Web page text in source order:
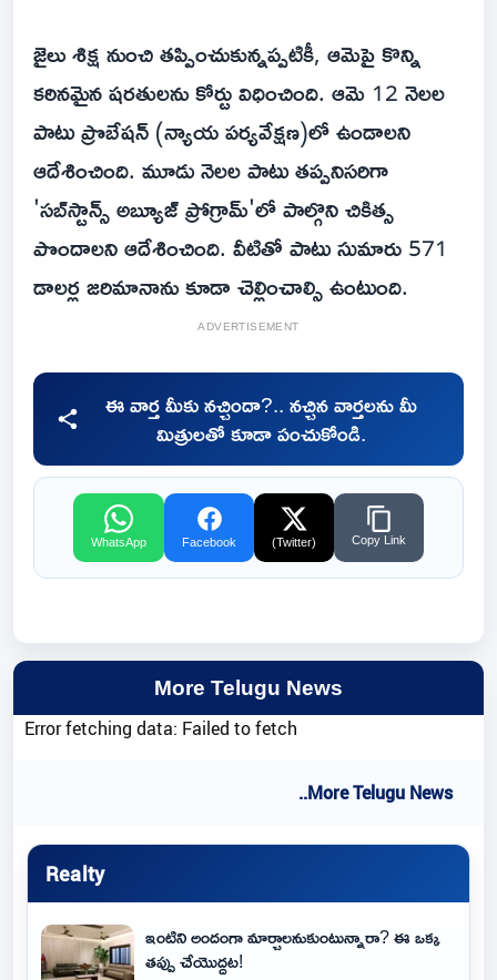
జైలు శిక్ష నుంచి తప్పించుకున్నప్పటికీ, ఆమెపై కొన్ని
కఠినమైన షరతులను కోర్టు విధించింది. ఆమె 12 నెలల
పాటు ప్రొబేషన్ (న్యాయ పర్యవేక్షణ)లో ఉండాలని
ఆదేశించింది. మూడు నెలల పాటు తప్పనిసరిగా
'సబ్‌స్టాన్స్ అబ్యూజ్ ప్రోగ్రామ్'లో పాల్గొని చికిత్స
పొందాలని ఆదేశించింది. వీటితో పాటు సుమారు 571
డాలర్ల జరిమానాను కూడా చెల్లించాల్సి ఉంటుంది.
ADVERTISEMENT
ఈ వార్త మీకు నచ్చిందా?.. నచ్చిన వార్తలను మీ
మిత్రులతో కూడా పంచుకోండి.
WhatsApp Facebook (Twitter) Copy Link
More Telugu News
Error fetching data: Failed to fetch
..More Telugu News
Realty
ఇంటిని అందంగా మార్చాలనుకుంటున్నారా? ఈ ఒక్క
తప్పు చేయొద్దట!